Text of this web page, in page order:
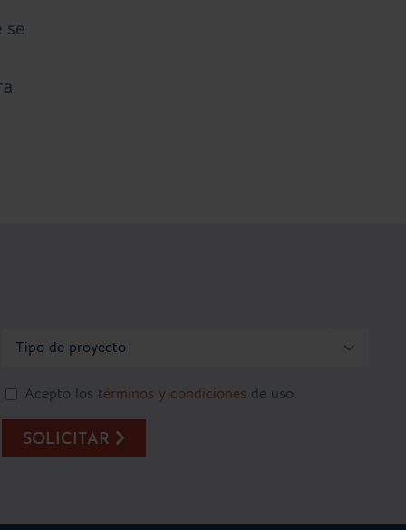
se

Acepto los términos y condiciones de uso.
SOLICITAR